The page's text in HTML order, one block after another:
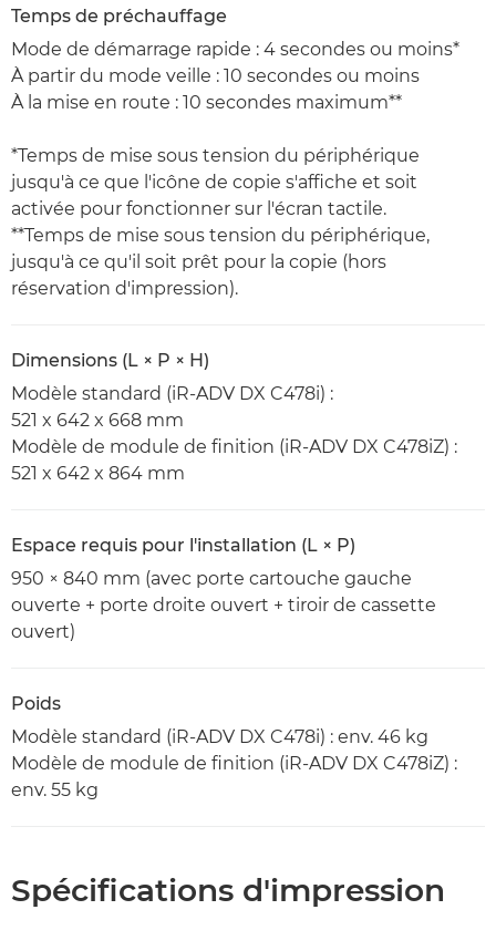
Temps de préchauffage
Mode de démarrage rapide : 4 secondes ou moins*
À partir du mode veille : 10 secondes ou moins
À la mise en route : 10 secondes maximum**
*Temps de mise sous tension du périphérique
jusqu'à ce que l'icône de copie s'affiche et soit
activée pour fonctionner sur l'écran tactile.
**Temps de mise sous tension du périphérique,
jusqu'à ce qu'il soit prêt pour la copie (hors
réservation d'impression).
Dimensions (L × P × H)
Modèle standard (iR-ADV DX C478i) :
521 x 642 x 668 mm
Modèle de module de finition (iR-ADV DX C478iZ) :
521 x 642 x 864 mm
Espace requis pour l'installation (L × P)
950 × 840 mm (avec porte cartouche gauche
ouverte + porte droite ouvert + tiroir de cassette
ouvert)
Poids
Modèle standard (iR-ADV DX C478i) : env. 46 kg
Modèle de module de finition (iR-ADV DX C478iZ) :
env. 55 kg
Spécifications d'impression